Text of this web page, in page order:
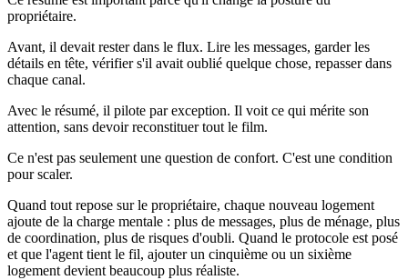
propriétaire.
Avant, il devait rester dans le flux. Lire les messages, garder les
détails en tête, vérifier s'il avait oublié quelque chose, repasser dans
chaque canal.
Avec le résumé, il pilote par exception. Il voit ce qui mérite son
attention, sans devoir reconstituer tout le film.
Ce n'est pas seulement une question de confort. C'est une condition
pour scaler.
Quand tout repose sur le propriétaire, chaque nouveau logement
ajoute de la charge mentale : plus de messages, plus de ménage, plus
de coordination, plus de risques d'oubli. Quand le protocole est posé
et que l'agent tient le fil, ajouter un cinquième ou un sixième
logement devient beaucoup plus réaliste.